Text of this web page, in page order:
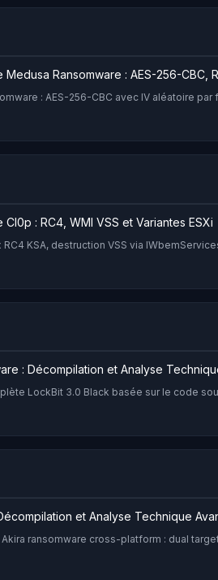
Ransomware : AES-256-CBC,
: AES-256-CBC avec IV aléatoire
: RC4, WMI VSS et Variantes ESXi
KSA, destruction VSS via
: Décompilation et Analyse
LockBit 3.0 Black basée sur le code
et Analyse Technique
ransomware cross-platform : dual